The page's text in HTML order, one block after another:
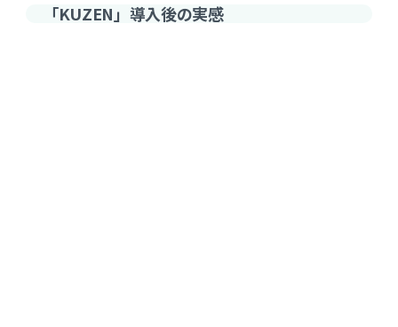
「KUZEN」導入後の実感